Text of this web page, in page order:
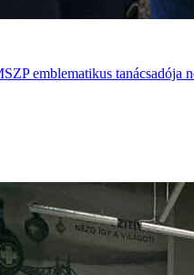
emblematikus